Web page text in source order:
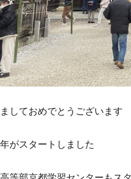
しておめでとうございます
がスタートしました